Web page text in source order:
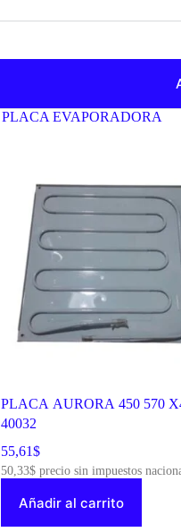
PLACA EVAPORADORA
PLACA AURORA 450 570
40032
55,61$
50,33$precio sin impuestos
Añadir al carrito